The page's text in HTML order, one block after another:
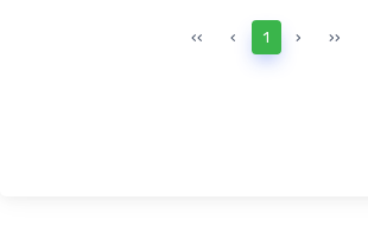
‹‹ ‹ 1 › ››